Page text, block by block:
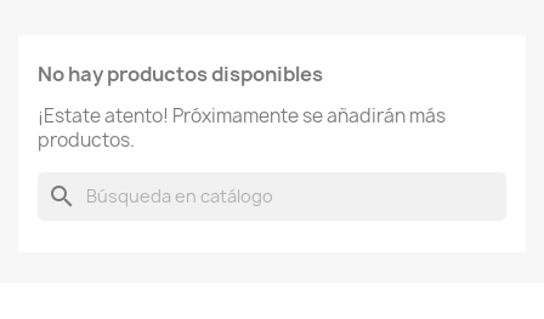
No hay productos disponibles
¡Estate atento! Próximamente se añadirán más
productos.
search